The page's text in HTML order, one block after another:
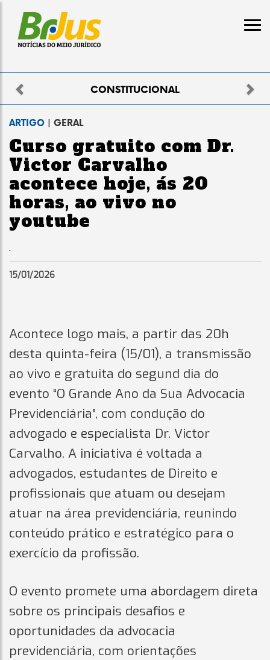
Previous
ARTIGO | GERAL
Curso gratuito com Dr.
Victor Carvalho
acontece hoje, ás 20
horas, ao vivo no
youtube
.
15/01/2026
Acontece logo mais, a partir das 20h
desta quinta-feira (15/01), a transmissão
ao vivo e gratuita do segund dia do
evento “O Grande Ano da Sua Advocacia
Previdenciária”, com condução do
advogado e especialista Dr. Victor
Carvalho. A iniciativa é voltada a
advogados, estudantes de Direito e
profissionais que atuam ou desejam
atuar na área previdenciária, reunindo
conteúdo prático e estratégico para o
exercício da profissão.
O evento promete uma abordagem direta
sobre os principais desafios e
oportunidades da advocacia
previdenciária, com orientações